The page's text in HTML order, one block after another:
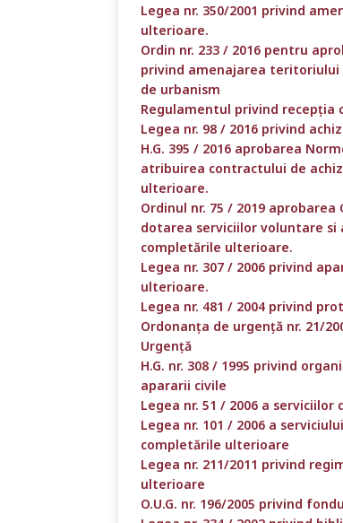
Legea nr. 350/2001 privind
ulterioare.
Ordin nr. 233 / 2016 pentru
privind amenajarea teritoriului
de urbanism
Regulamentul privind recepția
Legea nr. 98 / 2016 privind
H.G. 395 / 2016 aprobarea
atribuirea contractului de
ulterioare.
Ordinul nr. 75 / 2019
dotarea serviciilor voluntare
completările ulterioare.
Legea nr. 307 / 2006 privind
ulterioare.
Legea nr. 481 / 2004 privind
Ordonanța de urgență nr. 21/
Urgență
H.G. nr. 308 / 1995 privind
apararii civile
Legea nr. 51 / 2006 a
Legea nr. 101 / 2006 a
completările ulterioare
Legea nr. 211/2011 privind
ulterioare
O.U.G. nr. 196/2005 privind